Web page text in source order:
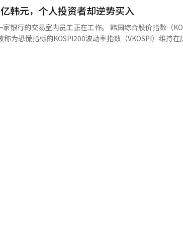
司软银集团对美国OpenAI的巨额投资以及旗下英国半
，东芝的盈利则来自于NAND闪存的销售。《日本经济新
利结构。 AI内存的繁荣也对韩国半导体企业形
2026年的净利润将达到约29万亿日元，比去年增长6倍
日元。对SK海力士的预测也显示，预计该年净利润将达
资2.6万亿韩元 ▷乐天购物为偿还借款发行2600亿韩元
追加回购109亿韩元自家股票 ▷Fantagio通过增资
期日，5月就业动态 ▷美国：5月生产者物价指数 ▷欧洲
译与编辑。
韩元，个人投资者却逆势买入
正在工作。 韩国综合股价指数（KOSPI）在一
为恐慌指标的KOSPI200波动率指数（VKOSPI）维持在
的数据，10日KOSPI收盘报